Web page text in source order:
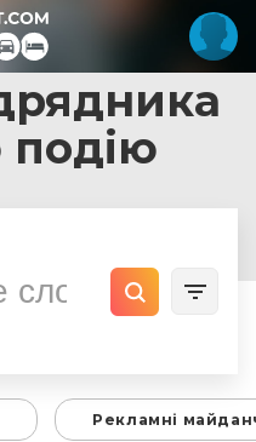
подію
Рекламні